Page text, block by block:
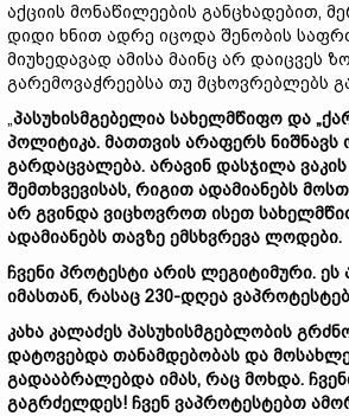
აქციის მონაწილეების განცხადებით,
დიდი ხნით ადრე იცოდა შენობის
მიუხედავად ამისა მაინც არ დაიცვეს
გარემოვაჭრეებსა თუ მცხოვრებლებს
„პასუხისმგებელია სახელმწიფო და
პოლიტიკა. მათთვის არაფერს ნიშნავს
გარდაცვალება. არავინ დასჯილა ვაკის
შემთხვევისას, რიგით ადამიანებს
არ გვინდა ვიცხოვროთ ისეთ
ადამიანებს თავზე ემსხვრევა ლოდები.
ჩვენი პროტესტი არის ლეგიტიმური. ეს
იმასთან, რასაც 230-დღეა
კახა კალაძეს პასუხისმგებლობის
დატოვებდა თანამდებობას და
გადააბრალებდა იმას, რაც მოხდა.
გაგრძელდეს! ჩვენ ვაპროტესტებთ